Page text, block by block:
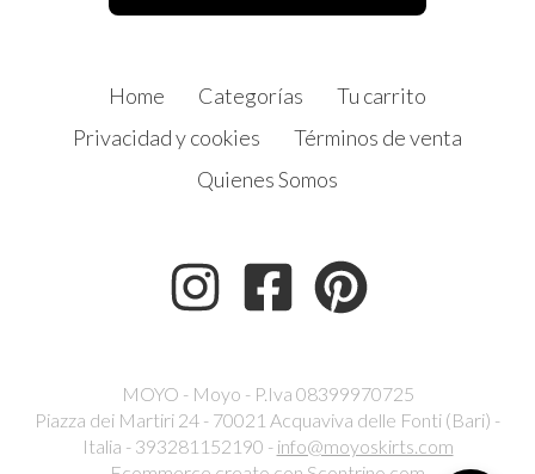
Home Categorías
Tu carrito
Privacidad y cookies
Términos de venta
Quienes Somos
MOYO - Moyo - P.Iva 08399970725
Piazza dei Martiri 24 - 70021 Acquaviva delle Fonti (Bari) -
Italia - 393281152190 - info@moyoskirts.com